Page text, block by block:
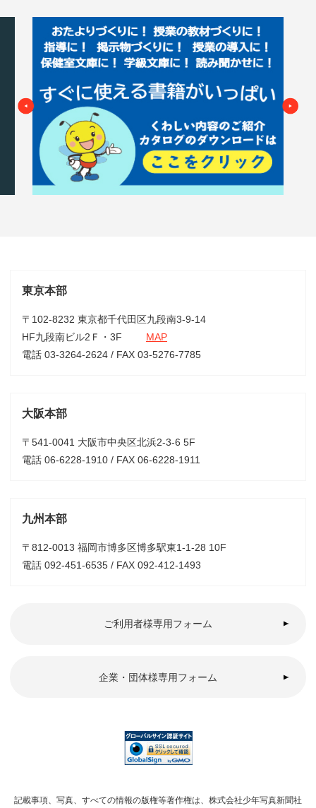
東京本部
〒102-8232 東京都千代田区九段南3-9-14
HF九段南ビル2Ｆ・3F
MAP
電話 03-3264-2624 / FAX 03-5276-7785
大阪本部
〒541-0041 大阪市中央区北浜2-3-6 5F
電話 06-6228-1910 / FAX 06-6228-1911
九州本部
〒812-0013 福岡市博多区博多駅東1-1-28 10F
電話 092-451-6535 / FAX 092-412-1493
ご利用者様専用フォーム
企業・団体様専用フォーム
記載事項、写真、すべての情報の版権等著作権は、株式会社少年写真新聞社